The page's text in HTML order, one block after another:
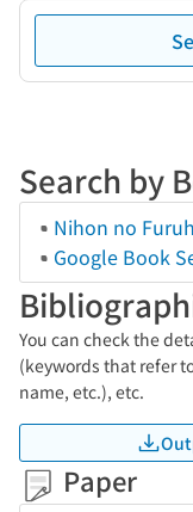
Search by
Nihon no
Google Book
You can check the
(keywords that refer
name, etc.), etc.
Paper